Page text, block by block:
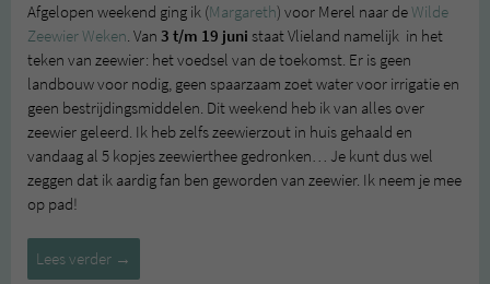
Afgelopen weekend ging ik (Margareth) voor Merel naar deWilde
Zeewier Weken. Van 3 t/m 19 juni staat Vlieland namelijk in het
teken van zeewier: het voedsel van de toekomst. Er is geen
landbouw voor nodig, geen spaarzaam zoet water voor irrigatie en
geen bestrijdingsmiddelen. Dit weekend heb ik van alles over
zeewier geleerd. Ik heb zelfs zeewierzout in huis gehaald en
vandaag al 5 kopjes zeewierthee gedronken… Je kunt dus wel
zeggen dat ik aardig fan ben geworden van zeewier. Ik neem je mee
op pad!
Lees verder Wilde
→